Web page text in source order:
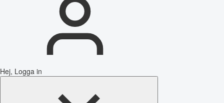
Hej, Logga in